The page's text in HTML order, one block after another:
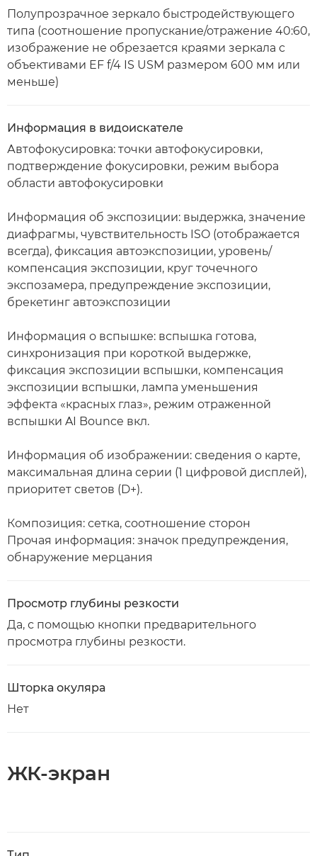
Полупрозрачное зеркало быстродействующего
типа (соотношение пропускание/отражение 40:60,
изображение не обрезается краями зеркала с
объективами EF f/4 IS USM размером 600 мм или
меньше)
Информация в видоискателе
Автофокусировка: точки автофокусировки,
подтверждение фокусировки, режим выбора
области автофокусировки
Информация об экспозиции: выдержка, значение
диафрагмы, чувствительность ISO (отображается
всегда), фиксация автоэкспозиции, уровень/
компенсация экспозиции, круг точечного
экспозамера, предупреждение экспозиции,
брекетинг автоэкспозиции
Информация о вспышке: вспышка готова,
синхронизация при короткой выдержке,
фиксация экспозиции вспышки, компенсация
экспозиции вспышки, лампа уменьшения
эффекта «красных глаз», режим отраженной
вспышки AI Bounce вкл.
Информация об изображении: сведения о карте,
максимальная длина серии (1 цифровой дисплей),
приоритет светов (D+).
Композиция: сетка, соотношение сторон
Прочая информация: значок предупреждения,
обнаружение мерцания
Просмотр глубины резкости
Да, с помощью кнопки предварительного
просмотра глубины резкости.
Шторка окуляра
Нет
ЖК-экран